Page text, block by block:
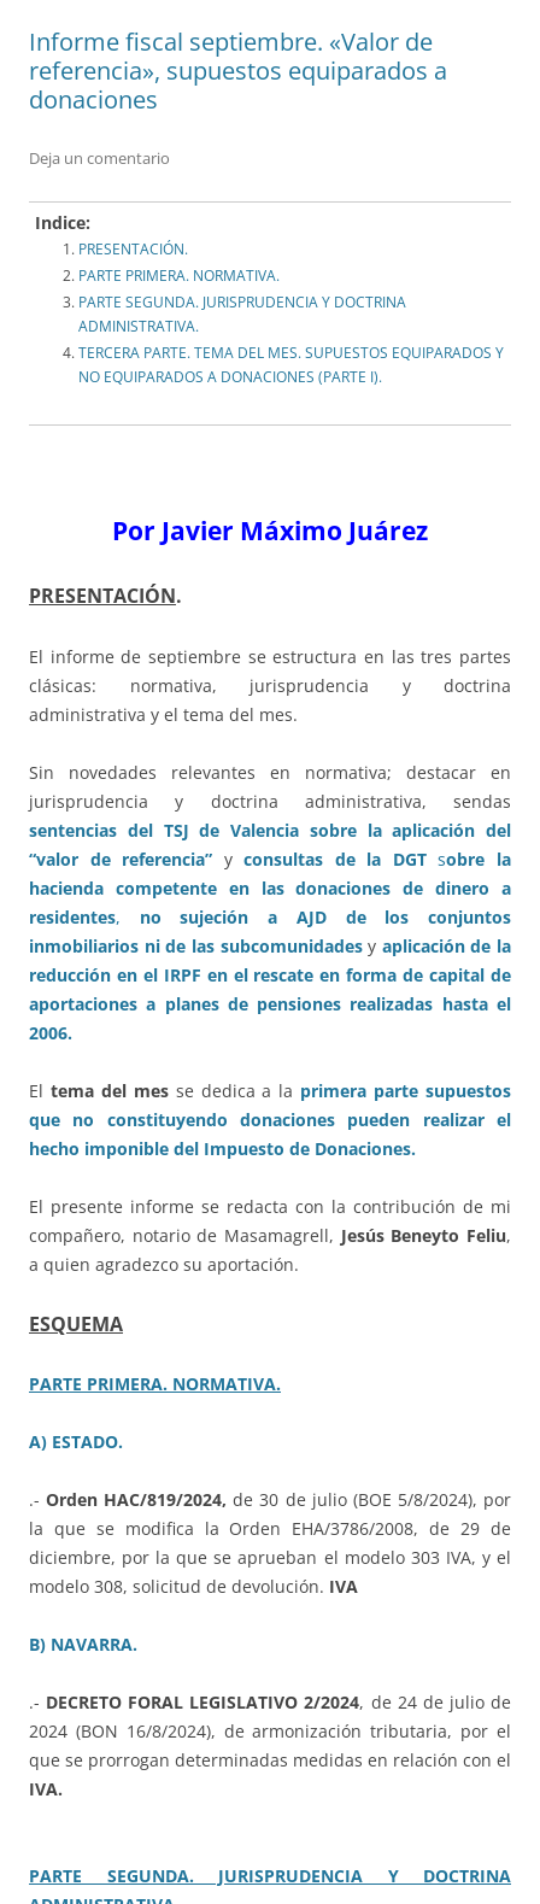
Informe fiscal septiembre. «Valor de
referencia», supuestos equiparados a
donaciones
Deja un comentario
Indice:
PRESENTACIÓN.
PARTE PRIMERA. NORMATIVA.
PARTE SEGUNDA. JURISPRUDENCIA Y DOCTRINA
ADMINISTRATIVA.
TERCERA PARTE. TEMA DEL MES. SUPUESTOS EQUIPARADOS Y
NO EQUIPARADOS A DONACIONES (PARTE I).
Por Javier Máximo Juárez
PRESENTACIÓN.
El informe de septiembre se estructura en las tres partes
clásicas: normativa, jurisprudencia y doctrina
administrativa y el tema del mes.
Sin novedades relevantes en normativa; destacar en
jurisprudencia y doctrina administrativa, sendas
sentencias del TSJ de Valencia sobre la aplicación del
“valor de referencia” yconsultas de la DGTsobre la
hacienda competente en las donaciones de dinero a
residentes,
no sujeción a AJD de los conjuntos
inmobiliarios ni de las subcomunidades y aplicación de la
reducción en el IRPF en el rescate en forma de capital de
aportaciones a planes de pensiones realizadas hasta el
2006.
El tema del messe dedica a la primera parte supuestos
que no constituyendo donaciones pueden realizar el
hecho imponible del Impuesto de Donaciones.
El presente informe se redacta con la contribución de mi
compañero, notario de Masamagrell, Jesús Beneyto Feliu,
a quien agradezco su aportación.
ESQUEMA
PARTE PRIMERA. NORMATIVA.
A) ESTADO.
.- Orden HAC/819/2024, de 30 de julio (BOE 5/8/2024), por
la que se modifica la Orden EHA/3786/2008, de 29 de
diciembre, por la que se aprueban el modelo 303 IVA, y el
modelo 308, solicitud de devolución. IVA
B) NAVARRA.
.- DECRETO FORAL LEGISLATIVO 2/2024, de 24 de julio de
2024 (BON 16/8/2024), de armonización tributaria, por el
que se prorrogan determinadas medidas en relación con el
IVA.
PARTE SEGUNDA. JURISPRUDENCIA Y DOCTRINA